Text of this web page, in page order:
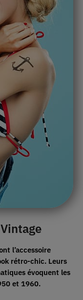
l’accessoire
rétro-chic. Leurs
évoquent les
et 1960.